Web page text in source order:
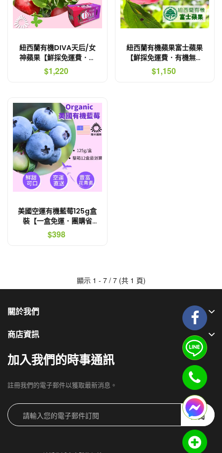
紐西蘭有機DIVA天后/女
神蘋果【鮮採免運費．有
機無上蠟】
$1,220
紐西蘭有機蘋果富士蘋果
【鮮採免運費．有機無上
蠟】
$1,150
美國空運有機藍莓125g盒
裝【一盒免運．團購省
$4320】
$398
顯示 1 - 7 / 7 (共 1 頁)
關於我們
商店資訊
加入我們的時事通訊
註冊我們的電子郵件以獲取最新消息。
訂閱